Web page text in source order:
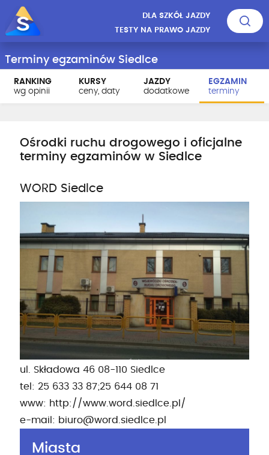
DLA SZKÓŁ JAZDY
TESTY NA PRAWO JAZDY
Terminy egzaminów Siedlce
RANKING
wg opinii
KURSY
ceny, daty
JAZDY
dodatkowe
EGZAMIN
terminy
Ośrodki ruchu drogowego i oficjalne
terminy egzaminów w Siedlce
WORD Siedlce
ul. Składowa 46 08-110 Siedlce
tel: 25 633 33 87;25 644 08 71
www: http://www.word.siedlce.pl/
e-mail: biuro@word.siedlce.pl
Miasta